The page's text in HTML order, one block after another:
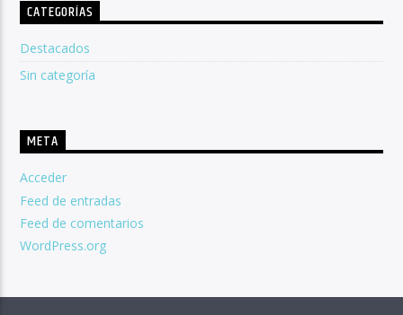
CATEGORÍAS
Destacados
Sin categoría
META
Acceder
Feed de entradas
Feed de comentarios
WordPress.org